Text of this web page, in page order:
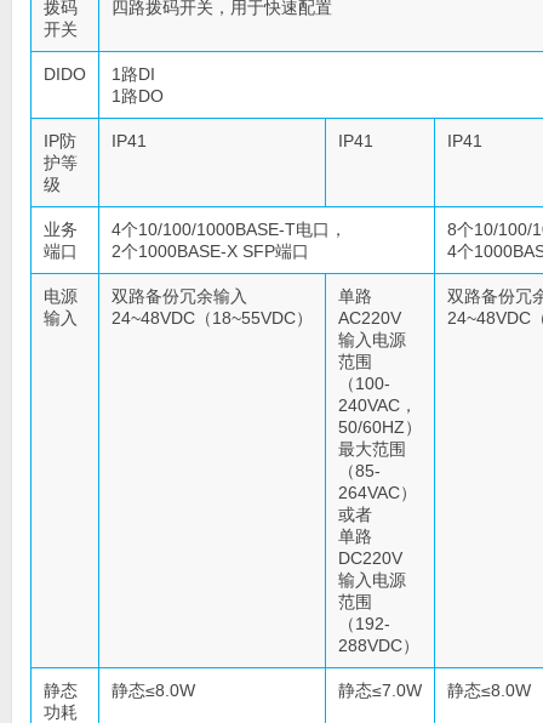
拨码
开关
四路拨码开关，用于快速配置
DIDO
1路DI
1路DO
IP防
护等
级
IP41 IP41 IP41
业务
端口
4个10/100/1000BASE-T电口，
2个1000BASE-X SFP端口
8个10/100/
4个
电源
输入
双路备份冗余输入
24~48VDC（18~55VDC）
单路
AC220V
输入电源
范围
（100-
240VAC，
50/60HZ）
最大范围
（85-
264VAC）
或者
单路
DC220V
输入电源
范围
（192-
288VDC）
双路备份冗
24~48VDC
静态
功耗
静态≤8.0W 静态≤7.0W 静态≤8.0W